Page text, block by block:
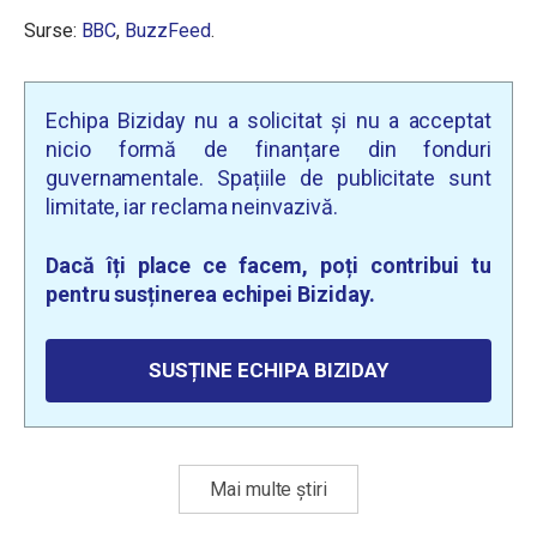
Surse: BBC, BuzzFeed.
Echipa Biziday nu a solicitat și nu a acceptat
nicio formă de finanțare din fonduri
guvernamentale. Spațiile de publicitate sunt
limitate, iar reclama neinvazivă.
Dacă îți place ce facem, poți contribui tu
pentru susținerea echipei Biziday.
SUSȚINE ECHIPA BIZIDAY
Mai multe știri